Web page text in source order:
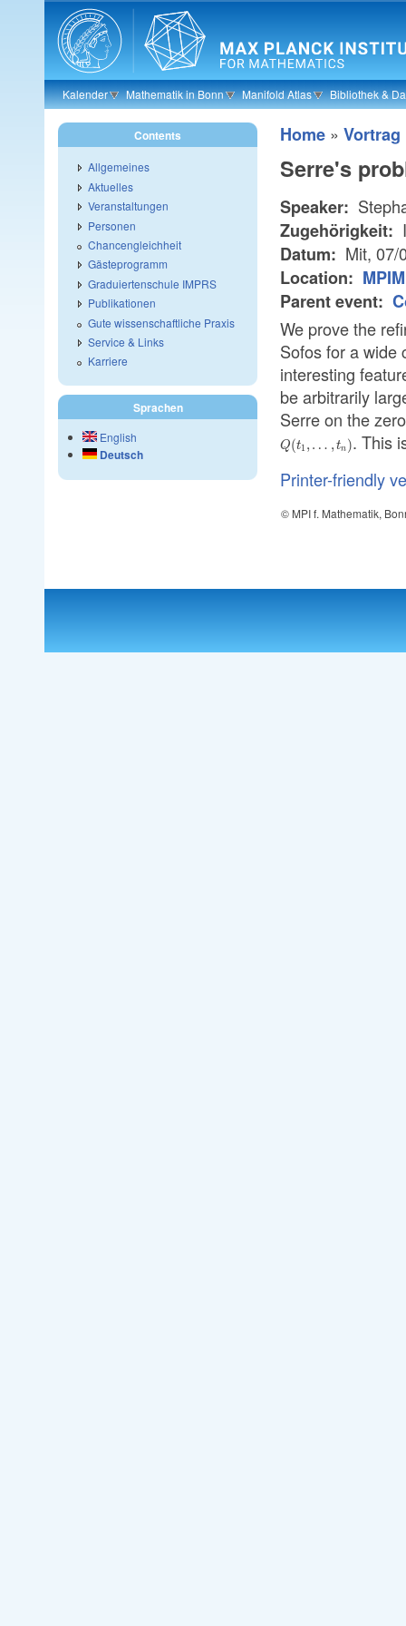
Skip to main content
Kalender Mathematik in Bonn Manifold Atlas Bibliothek &
Home » Vortrag
Serre's
Speaker:
Zugehörigkeit:
Datum: Mit,
Location:
Parent event:
We prove the
Sofos for a wide
interesting
be arbitrarily
Serre on the
Q(t1 , … , tn ). This
Printer-friendly
© MPI f. Mathematik,
Contents
Allgemeines
Aktuelles
Veranstaltungen
Personen
Chancengleichheit
Gästeprogramm
Graduiertenschule IMPRS
Publikationen
Gute wissenschaftliche Praxis
Service & Links
Karriere
Sprachen
English
Deutsch